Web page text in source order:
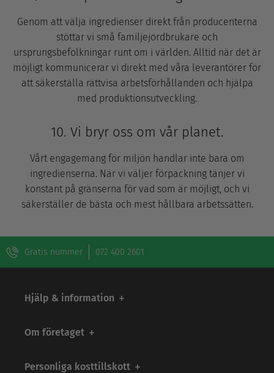
Genom att välja ingredienser direkt från producenterna
stöttar vi små familjejordbrukare och
ursprungsbefolkningar runt om i världen. Alltid när det är
möjligt kommunicerar vi direkt med våra leverantörer för
att säkerställa rättvisa arbetsförhållanden och hjälpa
med produktionsutveckling.
10. Vi bryr oss om vår planet.
Vårt engagemang för miljön handlar inte bara om
ingredienserna. När vi väljer förpackning tänjer vi
konstant på gränserna för vad som är möjligt, och vi
säkerställer de bästa och mest hållbara arbetssätten.
Gratis nummer 072 400 2601
Hjälp & information
Om företaget
Personliga kosttillskott